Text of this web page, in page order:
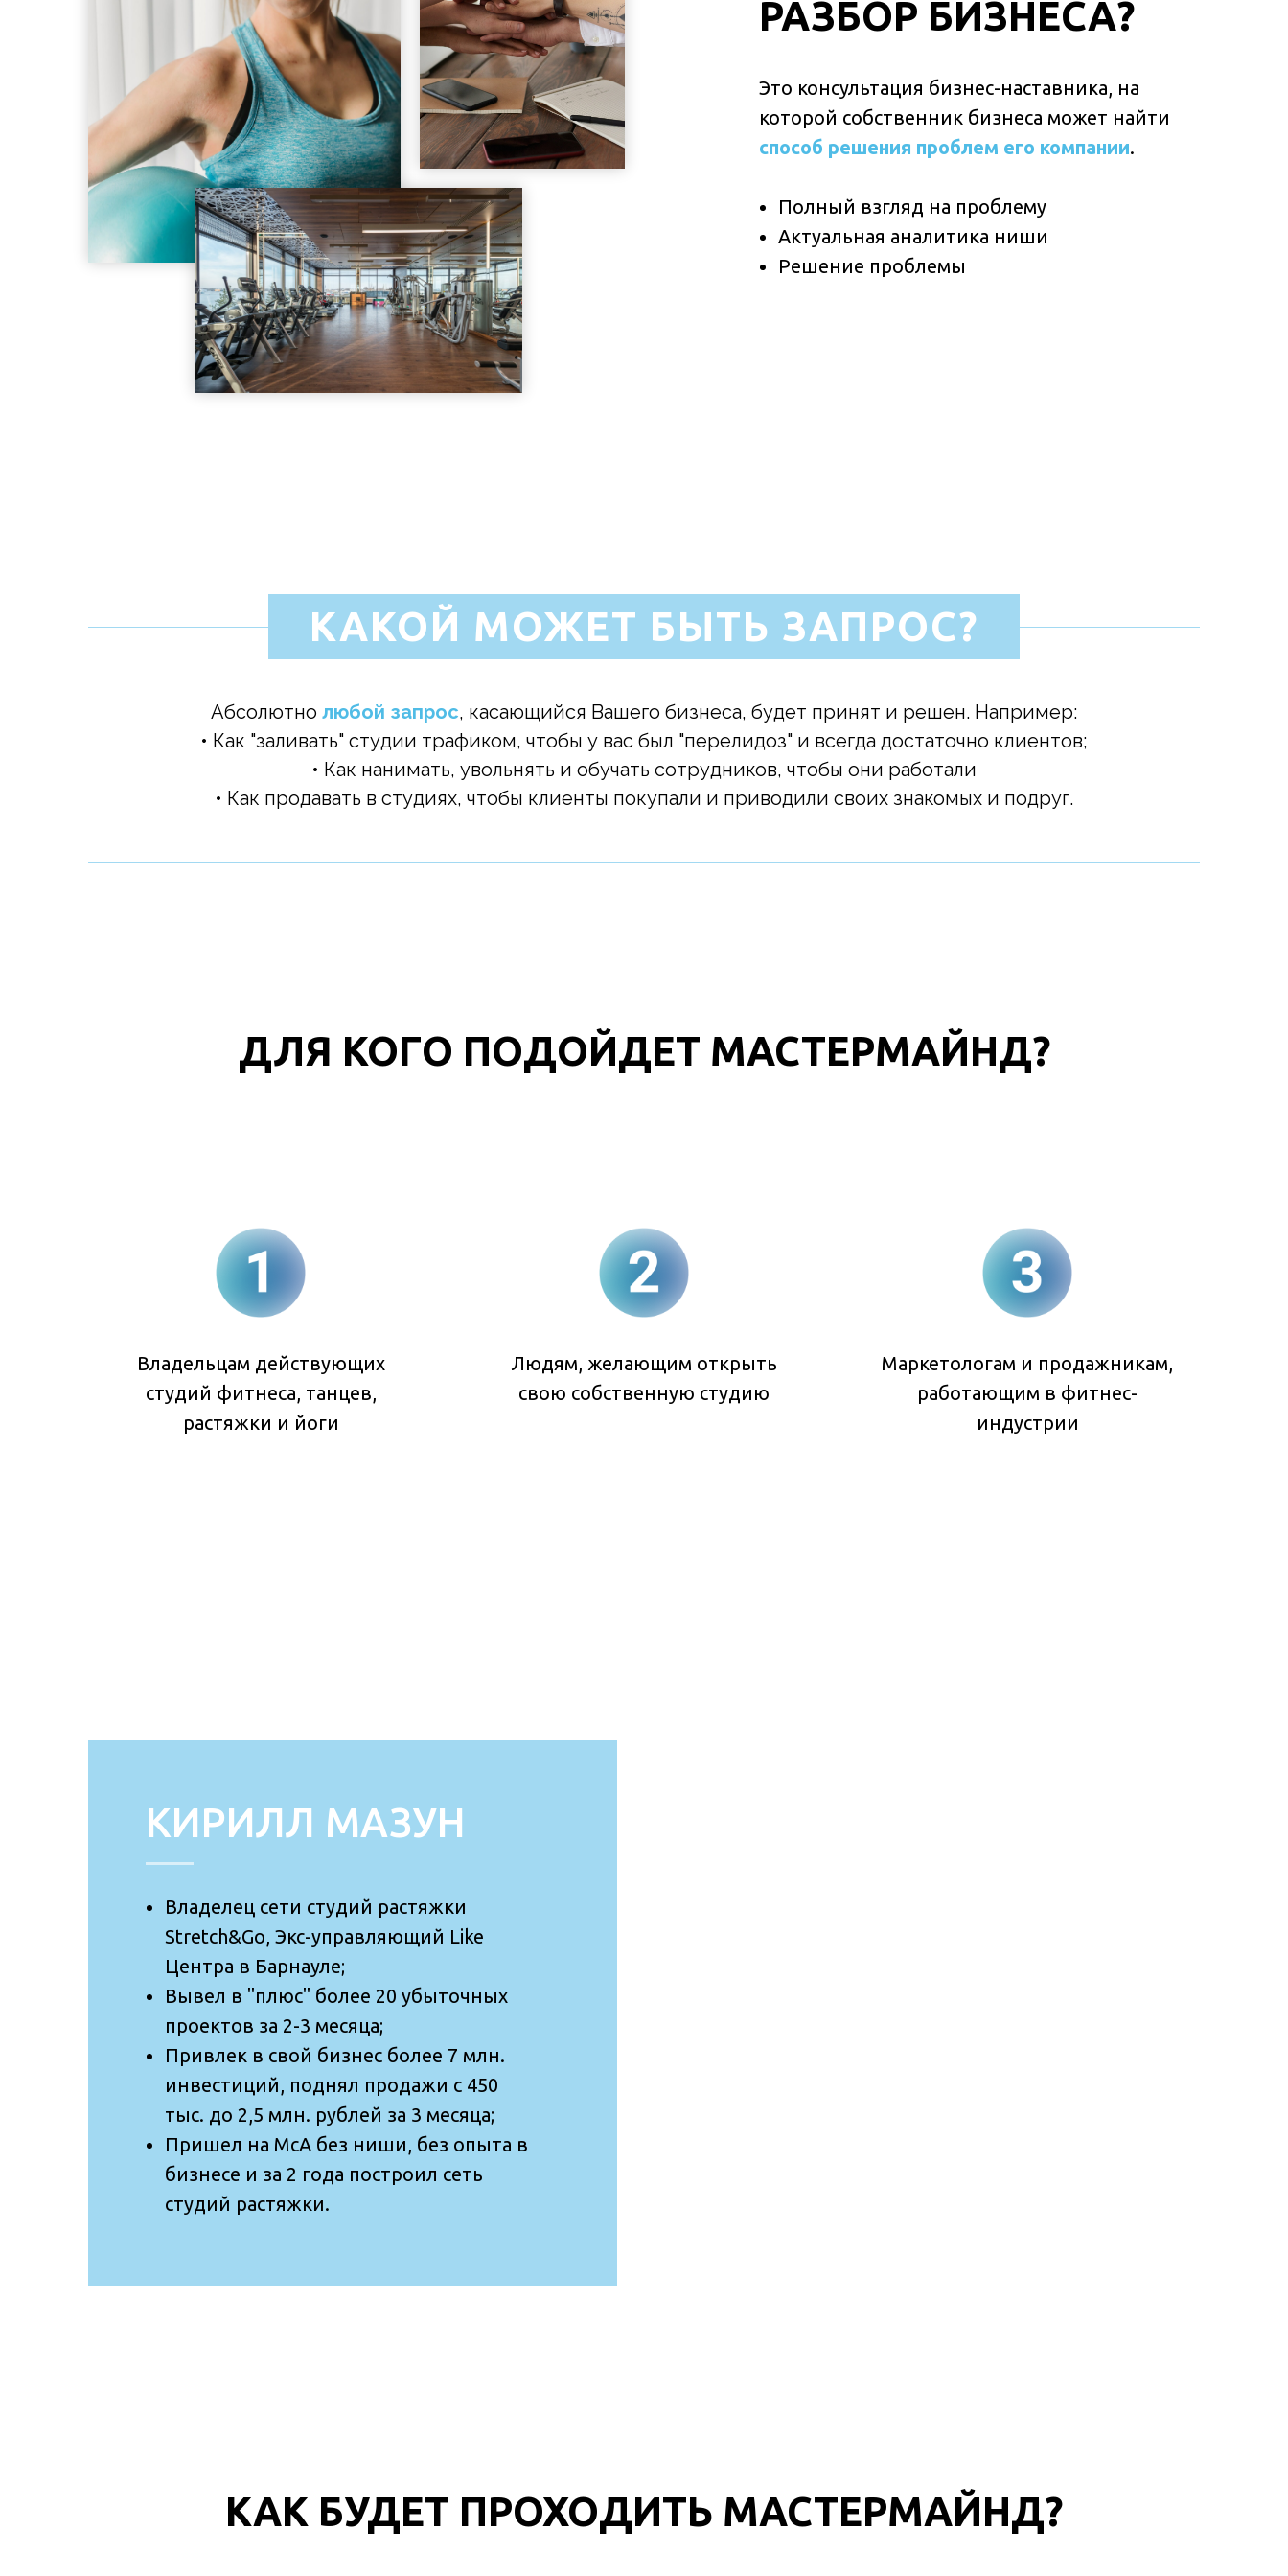
РАЗБОР БИЗНЕСА?
Это консультация бизнес-наставника, на
которой собственник бизнеса может найти
способ решения проблем его компании.
Полный взгляд на проблему
Актуальная аналитика ниши
Решение проблемы
КАКОЙ МОЖЕТ БЫТЬ ЗАПРОС?
Абсолютно любой запрос, касающийся Вашего бизнеса, будет принят и решен. Например:
• Как "заливать" студии трафиком, чтобы у вас был "перелидоз" и всегда достаточно клиентов;
• Как нанимать, увольнять и обучать сотрудников, чтобы они работали
• Как продавать в студиях, чтобы клиенты покупали и приводили своих знакомых и подруг.
ДЛЯ КОГО ПОДОЙДЕТ МАСТЕРМАЙНД?
Владельцам действующих
студий фитнеса, танцев,
растяжки и йоги
Людям, желающим открыть
свою собственную студию
Маркетологам и продажникам,
работающим в фитнес-
индустрии
КИРИЛЛ МАЗУН
Владелец сети студий растяжки
Stretch&Go, Экс-управляющий Like
Центра в Барнауле;
Вывел в "плюс" более 20 убыточных
проектов за 2-3 месяца;
Привлек в свой бизнес более 7 млн.
инвестиций, поднял продажи с 450
тыс. до 2,5 млн. рублей за 3 месяца;
Пришел на McA без ниши, без опыта в
бизнесе и за 2 года построил сеть
студий растяжки.
КАК БУДЕТ ПРОХОДИТЬ МАСТЕРМАЙНД?